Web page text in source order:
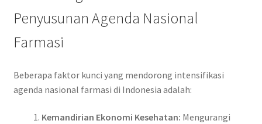
Penyusunan Agenda Nasional
Farmasi
Beberapa faktor kunci yang mendorong intensifikasi
agenda nasional farmasi di Indonesia adalah:
Kemandirian Ekonomi Kesehatan: Mengurangi